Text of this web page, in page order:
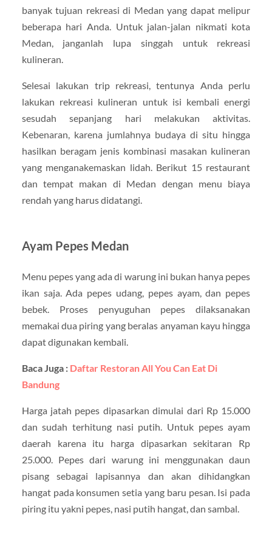
banyak tujuan rekreasi di Medan yang dapat melipur
beberapa hari Anda. Untuk jalan-jalan nikmati kota
Medan, janganlah lupa singgah untuk rekreasi
kulineran.
Selesai lakukan trip rekreasi, tentunya Anda perlu
lakukan rekreasi kulineran untuk isi kembali energi
sesudah sepanjang hari melakukan aktivitas.
Kebenaran, karena jumlahnya budaya di situ hingga
hasilkan beragam jenis kombinasi masakan kulineran
yang menganakemaskan lidah. Berikut 15 restaurant
dan tempat makan di Medan dengan menu biaya
rendah yang harus didatangi.
Ayam Pepes Medan
Menu pepes yang ada di warung ini bukan hanya pepes
ikan saja. Ada pepes udang, pepes ayam, dan pepes
bebek. Proses penyuguhan pepes dilaksanakan
memakai dua piring yang beralas anyaman kayu hingga
dapat digunakan kembali.
Baca Juga : Daftar Restoran All You Can Eat Di
Bandung
Harga jatah pepes dipasarkan dimulai dari Rp 15.000
dan sudah terhitung nasi putih. Untuk pepes ayam
daerah karena itu harga dipasarkan sekitaran Rp
25.000. Pepes dari warung ini menggunakan daun
pisang sebagai lapisannya dan akan dihidangkan
hangat pada konsumen setia yang baru pesan. Isi pada
piring itu yakni pepes, nasi putih hangat, dan sambal.